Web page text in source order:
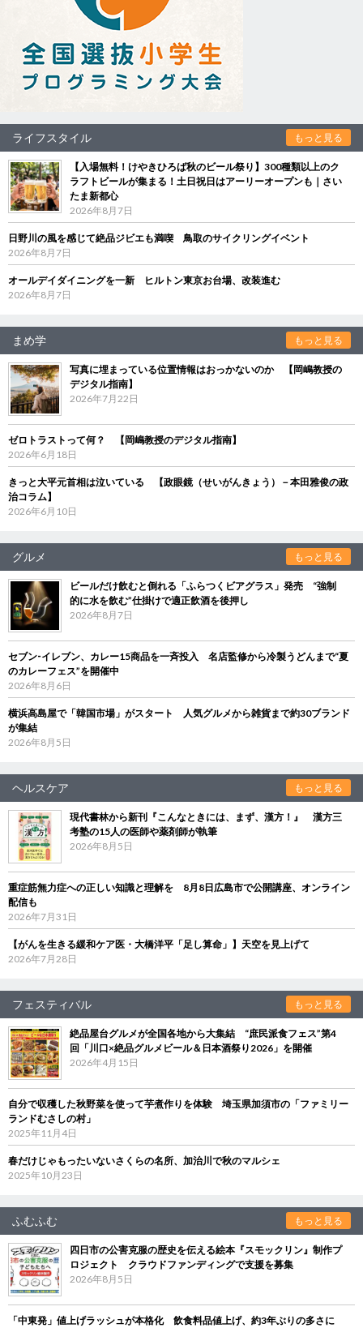
ライフスタイル もっと見る
【入場無料！けやきひろば秋のビール祭り】300種類以上のク
ラフトビールが集まる！土日祝日はアーリーオープンも｜さい
たま新都心
2026年8月7日
日野川の風を感じて絶品ジビエも満喫 鳥取のサイクリングイベント
2026年8月7日
オールデイダイニングを一新 ヒルトン東京お台場、改装進む
2026年8月7日
まめ学 もっと見る
写真に埋まっている位置情報はおっかないのか 【岡嶋教授の
デジタル指南】
2026年7月22日
ゼロトラストって何？ 【岡嶋教授のデジタル指南】
2026年6月18日
きっと大平元首相は泣いている 【政眼鏡（せいがんきょう）－本田雅俊の政
治コラム】
2026年6月10日
グルメ もっと見る
ビールだけ飲むと倒れる「ふらつくビアグラス」発売 “強制
的に水を飲む”仕掛けで適正飲酒を後押し
2026年8月7日
セブン‐イレブン、カレー15商品を一斉投入 名店監修から冷製うどんまで“夏
のカレーフェス”を開催中
2026年8月6日
横浜高島屋で「韓国市場」がスタート 人気グルメから雑貨まで約30ブランド
が集結
2026年8月5日
ヘルスケア もっと見る
現代書林から新刊『こんなときには、まず、漢方！』 漢方三
考塾の15人の医師や薬剤師が執筆
2026年8月5日
重症筋無力症への正しい知識と理解を 8月8日広島市で公開講座、オンライン
配信も
2026年7月31日
【がんを生きる緩和ケア医・大橋洋平「足し算命」】天空を見上げて
2026年7月28日
フェスティバル もっと見る
絶品屋台グルメが全国各地から大集結 “庶民派食フェス”第4
回「川口×絶品グルメビール＆日本酒祭り2026」を開催
2026年4月15日
自分で収穫した秋野菜を使って芋煮作りを体験 埼玉県加須市の「ファミリー
ランドむさしの村」
2025年11月4日
春だけじゃもったいないさくらの名所、加治川で秋のマルシェ
2025年10月23日
ふむふむ もっと見る
四日市の公害克服の歴史を伝える絵本『スモックリン』制作プ
ロジェクト クラウドファンディングで支援を募集
2026年8月5日
「中東発」値上げラッシュが本格化 飲食料品値上げ、約3年ぶりの多さに